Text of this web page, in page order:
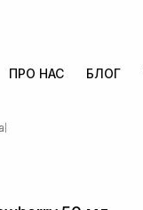
ПРО НАС БЛОГ